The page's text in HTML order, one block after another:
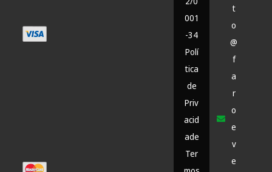
001
-34
Polí
tica
de
Priv
acid
ade
Ter
t
o
@
f
a
r
o
e
v
e